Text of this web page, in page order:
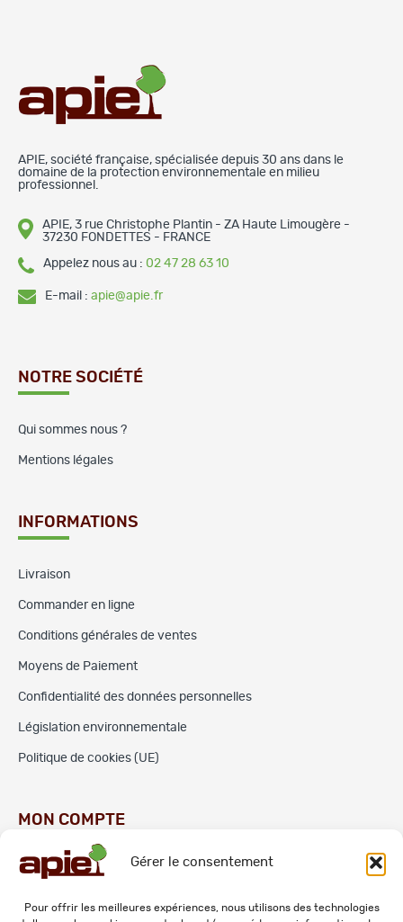
Gérer le consentement
Pour offrir les meilleures expériences, nous utilisons des technologies
APIE, société française, spécialisée depuis 30 ans dans le
domaine de la protection environnementale en milieu
professionnel.
APIE, 3 rue Christophe Plantin - ZA Haute Limougère -
37230 FONDETTES - FRANCE
Appelez nous au : 02 47 28 63 10
E-mail : apie@apie.fr
NOTRE SOCIÉTÉ
Qui sommes nous ?
Mentions légales
INFORMATIONS
Livraison
Commander en ligne
Conditions générales de ventes
Moyens de Paiement
Confidentialité des données personnelles
Législation environnementale
Politique de cookies (UE)
MON COMPTE
Commandes
Adresses